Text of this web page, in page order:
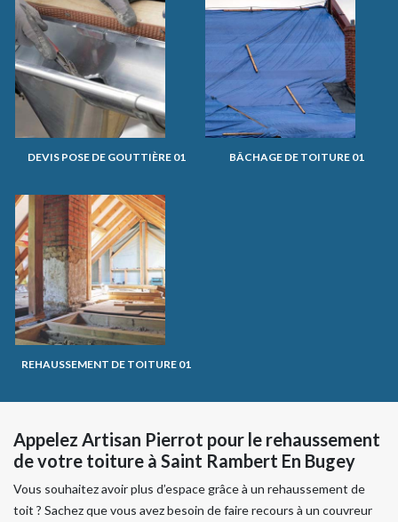
DEVIS POSE DE GOUTTIÈRE 01 BÂCHAGE DE TOITURE 01
REHAUSSEMENT DE TOITURE 01
Appelez Artisan Pierrot pour le rehaussement
de votre toiture à Saint Rambert En Bugey
Vous souhaitez avoir plus d’espace grâce à un rehaussement de
toit ? Sachez que vous avez besoin de faire recours à un couvreur